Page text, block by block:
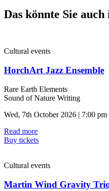
Das könnte Sie
Cultural events
HorchArt Jazz Ensemble
Rare Earth Elements
Sound of Nature Writing
Wed, 7th October 2026 | 7:00 pm
Read more
Buy tickets
Cultural events
Martin Wind Gravity